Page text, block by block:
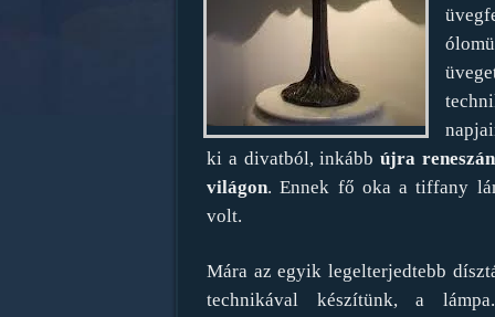
ki a divatból, inkább újra
világon. Ennek fő oka a tiffany
volt.
Mára az egyik legelterjedtebb
technikával készítünk, a